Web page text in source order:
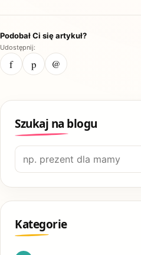
Podobał Ci się artykuł?
Udostępnij:
f p @
Szukaj na blogu
Szukaj:
Kategorie